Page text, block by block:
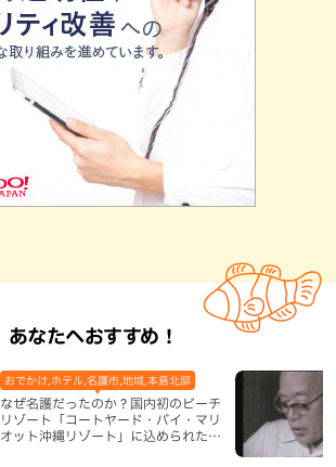
あなたへおすすめ！
なぜ名護だったのか？国内初のビーチ
リゾート「コートヤード・バイ・マリ
オット沖縄リゾート」に込められた想
おでかけ,ホテル,名護市,地域,本島北部